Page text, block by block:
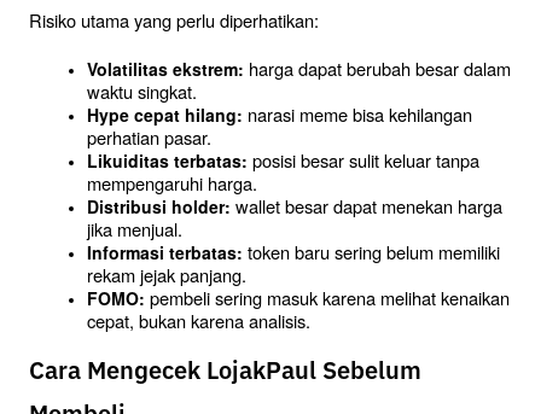
Risiko utama yang perlu diperhatikan:
Volatilitas ekstrem: harga dapat berubah besar dalam
waktu singkat.
Hype cepat hilang: narasi meme bisa kehilangan
perhatian pasar.
Likuiditas terbatas: posisi besar sulit keluar tanpa
mempengaruhi harga.
Distribusi holder: wallet besar dapat menekan harga
jika menjual.
Informasi terbatas: token baru sering belum memiliki
rekam jejak panjang.
FOMO: pembeli sering masuk karena melihat kenaikan
cepat, bukan karena analisis.
Cara Mengecek LojakPaul Sebelum